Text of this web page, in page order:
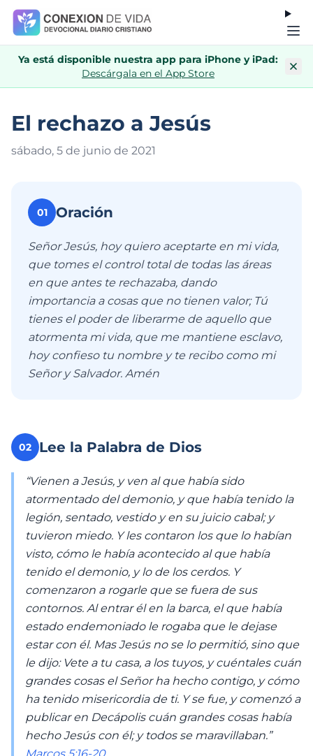
Ya está disponible nuestra app para iPhone y iPad:
Descárgala en el App Store
El rechazo a Jesús
sábado, 5 de junio de 2021
01 Oración
Señor Jesús, hoy quiero aceptarte en mi vida,
que tomes el control total de todas las áreas
en que antes te rechazaba, dando
importancia a cosas que no tienen valor; Tú
tienes el poder de liberarme de aquello que
atormenta mi vida, que me mantiene esclavo,
hoy confieso tu nombre y te recibo como mi
Señor y Salvador. Amén
02 Lee la Palabra de Dios
“Vienen a Jesús, y ven al que había sido
atormentado del demonio, y que había tenido la
legión, sentado, vestido y en su juicio cabal; y
tuvieron miedo. Y les contaron los que lo habían
visto, cómo le había acontecido al que había
tenido el demonio, y lo de los cerdos. Y
comenzaron a rogarle que se fuera de sus
contornos. Al entrar él en la barca, el que había
estado endemoniado le rogaba que le dejase
estar con él. Mas Jesús no se lo permitió, sino que
le dijo: Vete a tu casa, a los tuyos, y cuéntales cuán
grandes cosas el Señor ha hecho contigo, y cómo
ha tenido misericordia de ti. Y se fue, y comenzó a
publicar en Decápolis cuán grandes cosas había
hecho Jesús con él; y todos se maravillaban.”